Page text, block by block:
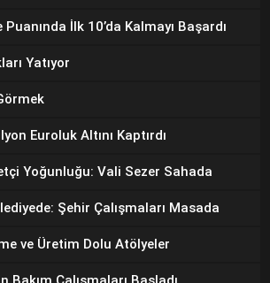
Puanında İlk 10’da Kalmayı Başardı
Yatıyor
Euroluk Altını Kaptırdı
Yoğunluğu: Vali Sezer Sahada
Şehir Çalışmaları Masada
ve Üretim Dolu Atölyeler